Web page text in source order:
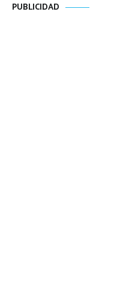
PUBLICIDAD